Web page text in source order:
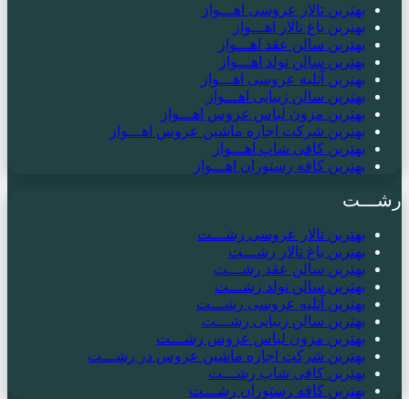
بهترین تالار عروسی اهـــواز
بهترین باغ تالار اهـــواز
بهترین سالن عقد اهـــواز
بهترین سالن تولد اهـــواز
بهترین آتلیه عروسی اهـــواز
بهترین سالن زیبایی اهـــواز
بهترین مزون لباس عروس اهـــواز
بهترین شرکت اجاره ماشین عروس اهـــواز
بهترین کافی شاپ اهـــواز
بهترین کافه رستوران اهـــواز
رشـــت
بهترین تالار عروسی رشـــت
بهترین باغ تالار رشـــت
بهترین سالن عقد رشـــت
بهترین سالن تولد رشـــت
بهترین آتلیه عروسی رشـــت
بهترین سالن زیبایی رشـــت
بهترین مزون لباس عروس رشـــت
بهترین شرکت اجاره ماشین عروس در رشـــت
بهترین کافی شاپ رشـــت
بهترین کافه رستوران رشـــت